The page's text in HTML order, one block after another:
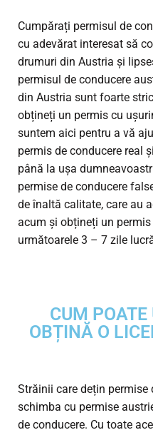
Cumpărați permisul de
cu adevărat interesat să
drumuri din Austria și
permisul de conducere
din Austria sunt foarte
obțineți un permis cu
suntem aici pentru a vă
permis de conducere real
până la ușa
permise de conducere
de înaltă calitate, care au
acum și obțineți un
următoarele 3 – 7 zile
CUM
OBȚINĂ O
Străinii care dețin permise
schimba cu permise
de conducere. Cu toate